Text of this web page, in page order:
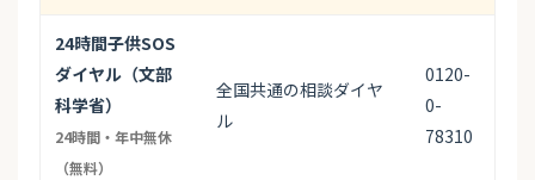
24時間子供SOS
ダイヤル（文部
科学省）
24時間・年中無休
（無料）
全国共通の相談ダイヤ
ル
0120-
0-
78310